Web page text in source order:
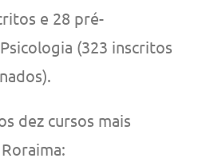
e 28 pré-
(323 inscritos
dez cursos mais